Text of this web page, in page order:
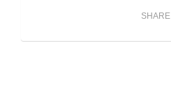
SHARE